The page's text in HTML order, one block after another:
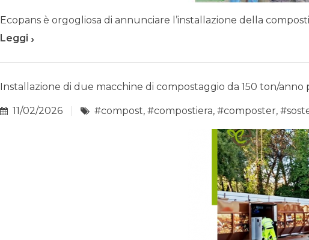
Ecopans è orgogliosa di annunciare l’installazione della
Leggi ›
Installazione di due macchine di compostaggio da 150 ton/anno
11/02/2026 #compost,#compostiera,#composter,